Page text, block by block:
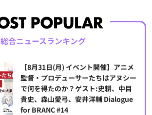
総合ニュースランキング
【8月31日(月) イベント開催】アニメ
監督・プロデューサーたちはアヌシー
で何を得たのか？ゲスト:史耕、中目
貴史、森山愛弓、安井洋輔 Dialogue
for BRANC #14